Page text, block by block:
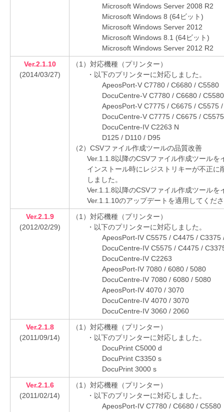
Microsoft Windows Server 2008 R2
Microsoft Windows 8 (64ビット)
Microsoft Windows Server 2012
Microsoft Windows 8.1 (64ビット)
Microsoft Windows Server 2012 R2
Ver.2.1.10
(2014/03/27)
（1）対応機種（プリンター）
・以下のプリンターに対応しました。
ApeosPort-V C7780 / C6680 / C5580
DocuCentre-V C7780 / C6680 / C5580
ApeosPort-V C7775 / C6675 / C5575
DocuCentre-V C7775 / C6675 /
DocuCentre-IV C2263 N
D125 / D110 / D95
（2）CSVファイル作成ツールの品質改善
Ver.1.1.8以降のCSVファイル作成ツール
インストール時にレジストリキーが不正
しました。
Ver.1.1.8以降のCSVファイル作成ツール
Ver.1.1.10のアップデートを適用してくだ
Ver.2.1.9
(2012/02/29)
（1）対応機種（プリンター）
・以下のプリンターに対応しました。
ApeosPort-IV C5575 / C4475 / C3375
DocuCentre-IV C5575 / C4475 /
DocuCentre-IV C2263
ApeosPort-IV 7080 / 6080 / 5080
DocuCentre-IV 7080 / 6080 / 5080
ApeosPort-IV 4070 / 3070
DocuCentre-IV 4070 / 3070
DocuCentre-IV 3060 / 2060
Ver.2.1.8
(2011/09/14)
（1）対応機種（プリンター）
・以下のプリンターに対応しました。
DocuPrint C5000 d
DocuPrint C3350 s
DocuPrint 3000 s
Ver.2.1.6
(2011/02/14)
（1）対応機種（プリンター）
・以下のプリンターに対応しました。
ApeosPort-IV C7780 / C6680 / C5580